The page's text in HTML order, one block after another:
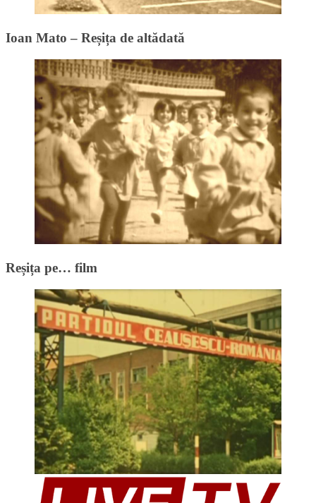
Ioan Mato – Reșița de altădată
Reșița pe… film